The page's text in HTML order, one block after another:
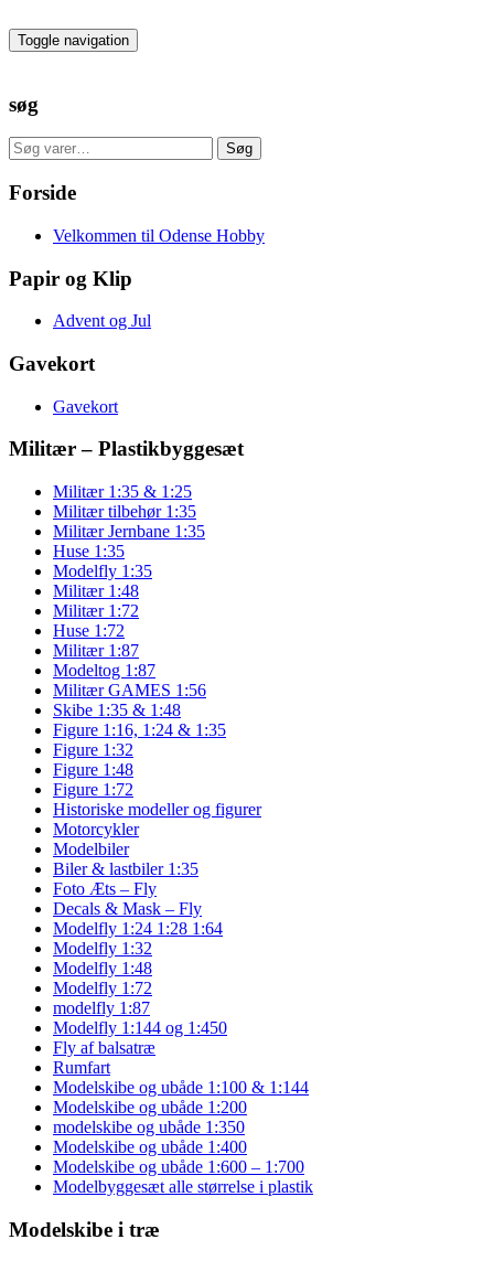
to
the
Toggle navigation
søg
Søg
efter:
Søg
Forside
Velkommen til Odense Hobby
Papir og Klip
Advent og Jul
Gavekort
Gavekort
Militær – Plastikbyggesæt
Militær 1:35 & 1:25
Militær tilbehør 1:35
Militær Jernbane 1:35
Huse 1:35
Modelfly 1:35
Militær 1:48
Militær 1:72
Huse 1:72
Militær 1:87
Modeltog 1:87
Militær GAMES 1:56
Skibe 1:35 & 1:48
Figure 1:16, 1:24 & 1:35
Figure 1:32
Figure 1:48
Figure 1:72
Historiske modeller og figurer
Motorcykler
Modelbiler
Biler & lastbiler 1:35
Foto Æts – Fly
Decals & Mask – Fly
Modelfly 1:24 1:28 1:64
Modelfly 1:32
Modelfly 1:48
Modelfly 1:72
modelfly 1:87
Modelfly 1:144 og 1:450
Fly af balsatræ
Rumfart
Modelskibe og ubåde 1:100 & 1:144
Modelskibe og ubåde 1:200
modelskibe og ubåde 1:350
Modelskibe og ubåde 1:400
Modelskibe og ubåde 1:600 – 1:700
Modelbyggesæt alle størrelse i plastik
Modelskibe i træ